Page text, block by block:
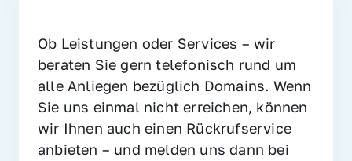
Ob Leistungen oder Services – wir
beraten Sie gern telefonisch rund um
alle Anliegen bezüglich Domains. Wenn
Sie uns einmal nicht erreichen, können
wir Ihnen auch einen Rückrufservice
anbieten – und melden uns dann bei